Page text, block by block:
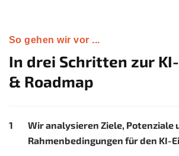
So gehen wir vor ...
In drei Schritten zur
& Roadmap
Wir analysieren Ziele, Potenziale
Rahmenbedingungen für den KI-